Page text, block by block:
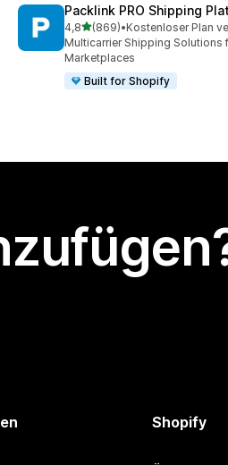
Packlink PRO Shipping
4,8von 5 Sternen
(869)
869 Rezensionen insgesamt
•Kostenloser Plan
Multicarrier Shipping Solutions
Marketplaces
Built for Shopify
Shopify